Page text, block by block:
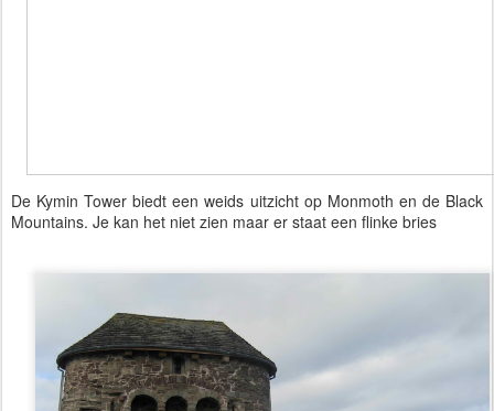
De Kymin Tower biedt een weids uitzicht op Monmoth en de Black
Mountains. Je kan het niet zien maar er staat een flinke bries